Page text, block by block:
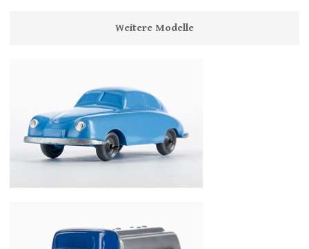
Weitere Modelle